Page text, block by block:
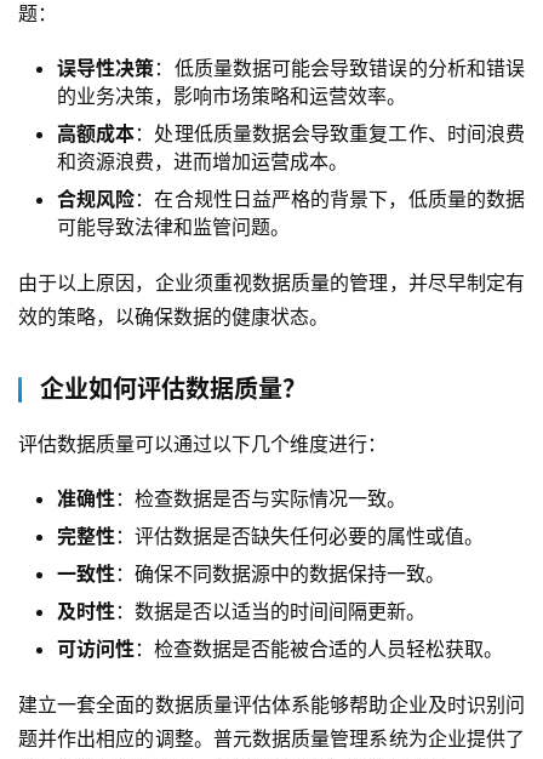
联
题：
误导性决策：低质量数据可能会导致错误的分析和错误
的业务决策，影响市场策略和运营效率。
高额成本：处理低质量数据会导致重复工作、时间浪费
和资源浪费，进而增加运营成本。
合规风险：在合规性日益严格的背景下，低质量的数据
可能导致法律和监管问题。
由于以上原因，企业须重视数据质量的管理，并尽早制定有
效的策略，以确保数据的健康状态。
企业如何评估数据质量？
评估数据质量可以通过以下几个维度进行：
准确性：检查数据是否与实际情况一致。
完整性：评估数据是否缺失任何必要的属性或值。
一致性：确保不同数据源中的数据保持一致。
及时性：数据是否以适当的时间间隔更新。
可访问性：检查数据是否能被合适的人员轻松获取。
建立一套全面的数据质量评估体系能够帮助企业及时识别问
题并作出相应的调整。普元数据质量管理系统为企业提供了